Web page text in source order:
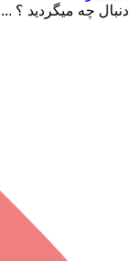
دنبال چه میگردید ؟ ...